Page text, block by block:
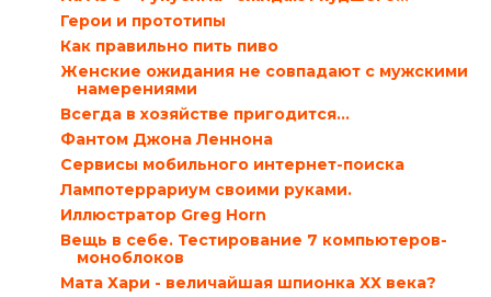
Герои и прототипы
Как правильно пить пиво
Женские ожидания не совпадают с мужскими
намерениями
Всегда в хозяйстве пригодится…
Фантом Джона Леннона
Сервисы мобильного интернет-поиска
Лампотеррариум своими руками.
Иллюстратор Greg Horn
Вещь в себе. Тестирование 7 компьютеров-
моноблоков
Мата Хари - величайшая шпионка ХХ века?